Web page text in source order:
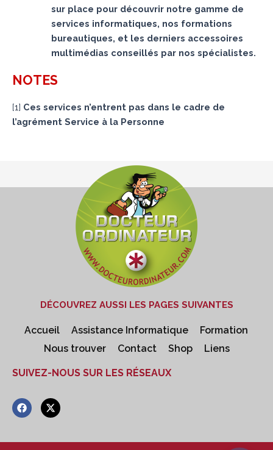
sur place pour découvrir notre gamme de
services informatiques, nos formations
bureautiques, et les derniers accessoires
multimédias conseillés par nos spécialistes.
NOTES
[1] Ces services n’entrent pas dans le cadre de
l’agrément Service à la Personne
DÉCOUVREZ AUSSI LES PAGES SUIVANTES
Accueil Assistance Informatique
Formation
Nous trouver
Contact Shop Liens
SUIVEZ-NOUS SUR LES RÉSEAUX
F
a
b
X
-
i